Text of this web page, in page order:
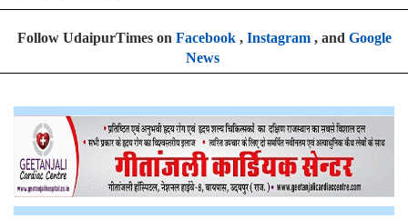
Follow UdaipurTimes on Facebook, Instagram, and Google
News